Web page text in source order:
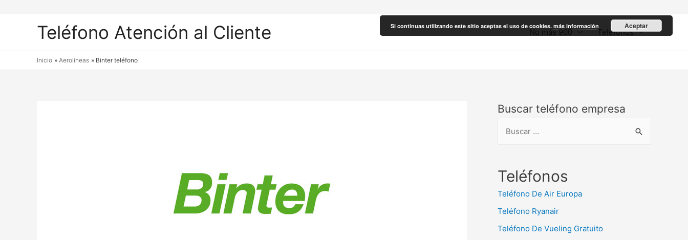
Teléfono Atención al Cliente No más 900 Teléfonos
Inicio Aerolíneas Binter teléfono
Buscar teléfono empresa
c
Teléfonos
Teléfono De Air Europa
Teléfono Ryanair
Teléfono De Vueling Gratuito
Si continuas utilizando este sitio aceptas el uso de cookies. más información Aceptar